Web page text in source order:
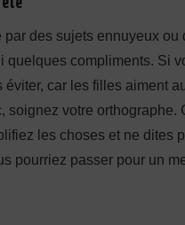
des sujets ennuyeux ou
quelques compliments. Si
car les filles aiment
soignez votre orthographe.
les choses et ne dites
pourriez passer pour un